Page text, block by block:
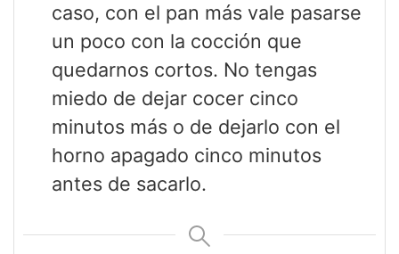
caso, con el pan más vale pasarse
un poco con la cocción que
quedarnos cortos. No tengas
miedo de dejar cocer cinco
minutos más o de dejarlo con el
horno apagado cinco minutos
antes de sacarlo.